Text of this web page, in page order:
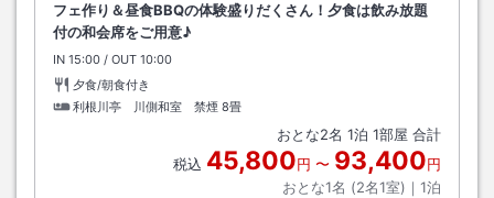
フェ作り＆昼食BBQの体験盛りだくさん！夕食は飲み放題
付の和会席をご用意♪
IN チェックイン
15:00 / OUT チェックアウト
10:00
夕食/朝食付き
利根川亭 川側和室 禁煙 8畳
おとな2名 1泊 1部屋 合計
税込 45,800円 〜 93,400円
おとな1名 (2名1室)｜ 1泊